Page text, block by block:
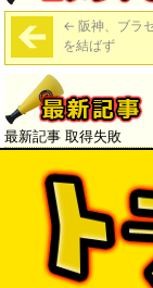
← 阪神、ブラ
を結ばず
最新記事 取得失敗